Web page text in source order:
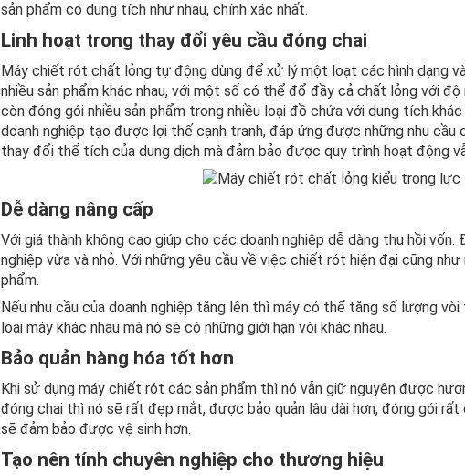
sản phẩm có dung tích như nhau, chính xác nhất.
Linh hoạt trong thay đổi yêu cầu đóng chai
Máy chiết rót chất lỏng tự động dùng để xử lý một loạt các hình dạng
nhiều sản phẩm khác nhau, với một số có thể đổ đầy cả chất lỏng với
còn đóng gói nhiều sản phẩm trong nhiều loại đồ chứa với dung tích
doanh nghiệp tạo được lợi thế cạnh tranh, đáp ứng được những nhu
thay đổi thể tích của dung dịch mà đảm bảo được quy trình hoạt động
Dễ dàng nâng cấp
Với giá thành không cao giúp cho các doanh nghiệp dễ dàng thu hồi
nghiệp vừa và nhỏ. Với những yêu cầu về việc chiết rót hiện đại cũng
phẩm.
Nếu nhu cầu của doanh nghiệp tăng lên thì máy có thể tăng số lượng
loại máy khác nhau mà nó sẽ có những giới hạn vòi khác nhau.
Bảo quản hàng hóa tốt hơn
Khi sử dụng máy chiết rót các sản phẩm thì nó vẫn giữ nguyên được
đóng chai thì nó sẽ rất đẹp mắt, được bảo quản lâu dài hơn, đóng gói
sẽ đảm bảo được vệ sinh hơn.
Tạo nên tính chuyên nghiệp cho thương hiệu